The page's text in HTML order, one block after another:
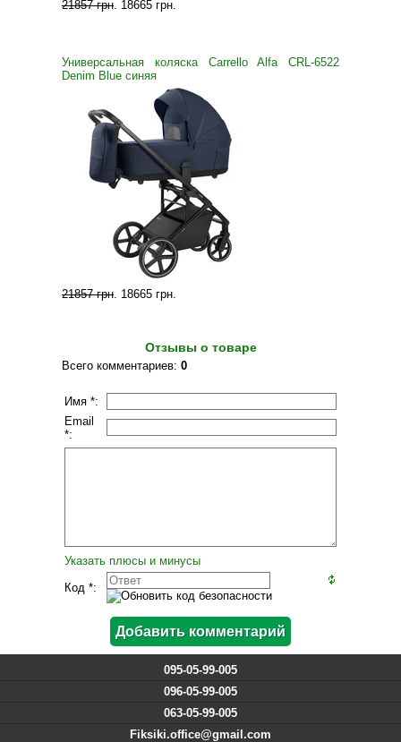
21857 грн. 18665 грн.
Универсальная коляска Carrello Alfa CRL-6522
Denim Blue синяя
21857 грн. 18665 грн.
Отзывы о товаре
Всего комментариев: 0
Имя *:
Email
*:
Указать плюсы и минусы
Код *:
095-05-99-005
096-05-99-005
063-05-99-005
Fiksiki.office@gmail.com